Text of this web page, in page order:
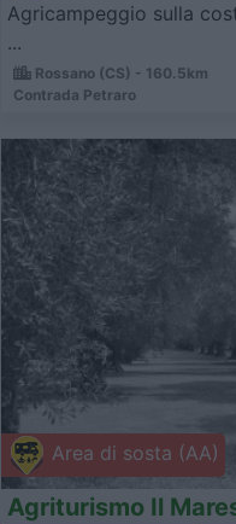
Agricampeggio sulla
...
Rossano (CS) - 160.5km
Contrada Petraro
Area di sosta (AA)
Agriturismo Il